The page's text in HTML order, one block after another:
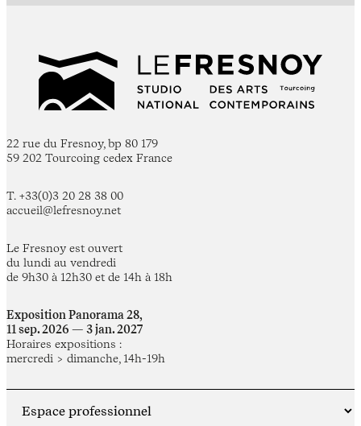
22 rue du Fresnoy, bp 80 179
59 202 Tourcoing cedex France
T. +33(0)3 20 28 38 00
accueil@lefresnoy.net
Le Fresnoy est ouvert
du lundi au vendredi
de 9h30 à 12h30 et de 14h à 18h
Exposition Panorama 28,
11 sep. 2026 — 3 jan. 2027
Horaires expositions :
mercredi > dimanche, 14h-19h